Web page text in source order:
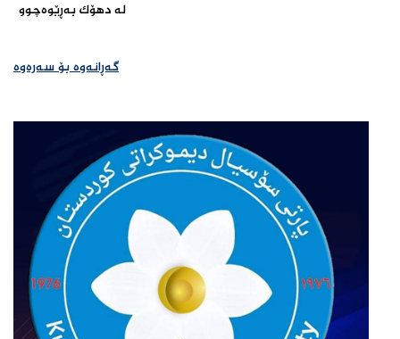
لە دهۆک بەڕێوەچوو‌
گەڕانەوە بۆ سەرەوە